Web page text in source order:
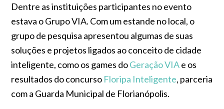
Dentre as instituições participantes no evento
estava o Grupo VIA. Com um estande no local, o
grupo de pesquisa apresentou algumas de suas
soluções e projetos ligados ao conceito de cidade
inteligente, como os games doGeração VIAe os
resultados do concurso Floripa Inteligente, parceria
com a Guarda Municipal de Florianópolis.